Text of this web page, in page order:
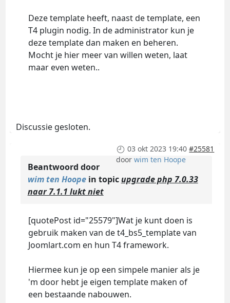
Deze template heeft, naast de template, een
T4 plugin nodig. In de administrator kun je
deze template dan maken en beheren.
Mocht je hier meer van willen weten, laat
maar even weten..
Discussie gesloten.
03 okt 2023 19:40 #25581
doorwim ten Hoope
Beantwoord door
wim ten Hoopein topicupgrade php 7.0.33
naar 7.1.1 lukt niet
[quotePost id="25579"]Wat je kunt doen is
gebruik maken van de t4_bs5_template van
Joomlart.com en hun T4 framework.
Hiermee kun je op een simpele manier als je
'm door hebt je eigen template maken of
een bestaande nabouwen.